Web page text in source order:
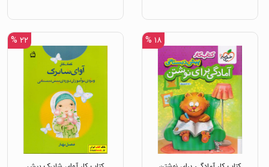
۱۸ % ۲۲ %